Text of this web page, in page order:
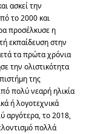
ασκεί την
το 2000 και
προσέλκυσε η
εκπαίδευση στην
τα πρώτα χρόνια
την ολιστικότητα
της
πολύ νεαρή ηλικία
ή λογοτεχνικά
αργότερα, το 2018,
πολλά